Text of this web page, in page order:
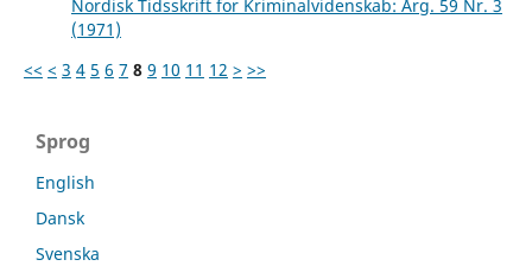
Nordisk Tidsskrift for Kriminalvidenskab: Årg. 59 Nr. 3
(1971)
<< < 3 4 5 6 7 8 9 10 11 12 > >>
Sprog
English
Dansk
Svenska